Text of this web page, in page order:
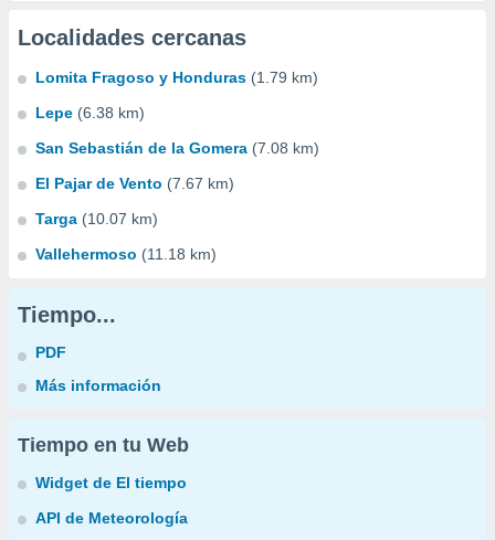
Localidades cercanas
Lomita Fragoso y Honduras (1.79 km)
Lepe (6.38 km)
San Sebastián de la Gomera (7.08 km)
El Pajar de Vento (7.67 km)
Targa (10.07 km)
Vallehermoso (11.18 km)
Tiempo...
PDF
Más información
Tiempo en tu Web
Widget de El tiempo
API de Meteorología